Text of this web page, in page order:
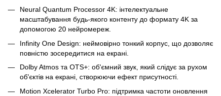
Neural Quantum Processor 4K: інтелектуальне
масштабування будь-якого контенту до формату 4K за
допомогою 20 нейромереж.
Infinity One Design: неймовірно тонкий корпус, що дозволяє
повністю зосередитися на екрані.
Dolby Atmos та OTS+: об'ємний звук, який слідує за рухом
об'єктів на екрані, створюючи ефект присутності.
Motion Xcelerator Turbo Pro: підтримка частоти оновлення